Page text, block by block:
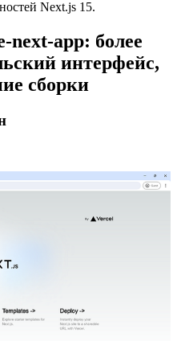
Next.js 15.
next-app: более
интерфейс,
сборки